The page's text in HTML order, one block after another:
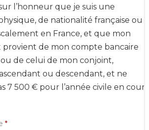
l’honneur que je suis une
de nationalité française ou
en France, et que mon
de mon compte bancaire
de celui de mon conjoint,
ou descendant, et ne
7 500 € pour l’année civile en
*